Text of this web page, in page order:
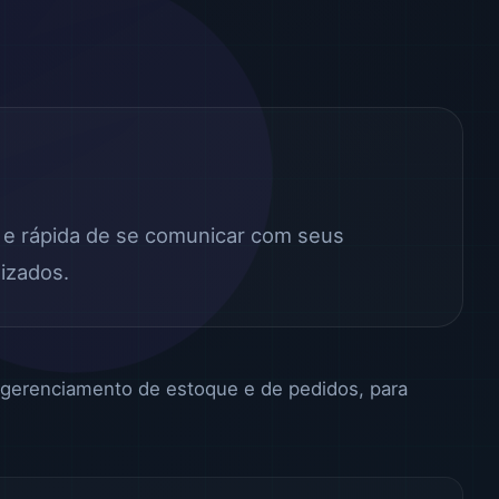
rápida de se comunicar com seus
de estoque e de pedidos, para